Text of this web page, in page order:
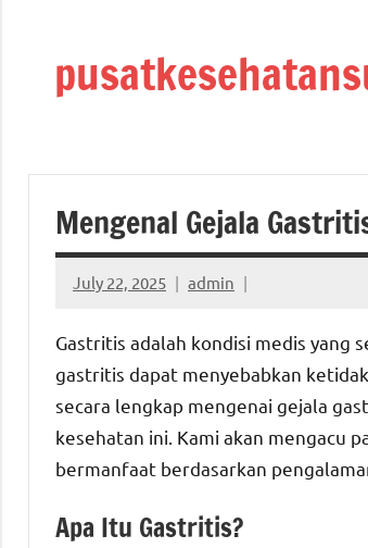
Mengenal Gejala
July 22, 2025 admin
Gastritis adalah kondisi medis yang
gastritis dapat menyebabkan
secara lengkap mengenai gejala
kesehatan ini. Kami akan mengacu
bermanfaat berdasarkan
Apa Itu Gastritis?